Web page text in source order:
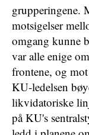
grupperingene.
motsigelser
omgang kunne
var alle enige
frontene, og
KU-ledelsen
likvidatoriske
på KU's